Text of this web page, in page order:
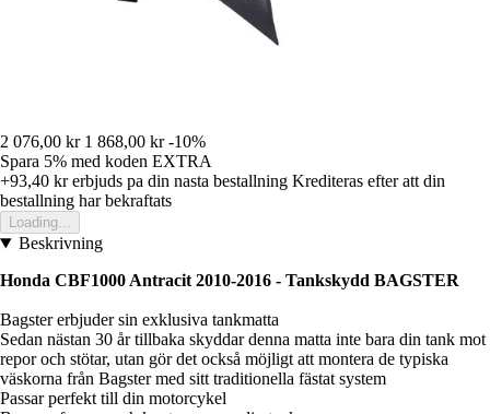
2 076,00 kr 1 868,00 kr -10%
Spara 5% med koden EXTRA
+93,40 krerbjuds pa din nasta bestallning Krediteras efter att din
bestallning har bekraftats
Loading...
Beskrivning
Honda CBF1000 Antracit 2010-2016 - Tankskydd BAGSTER
Bagster erbjuder sin exklusiva tankmatta
Sedan nästan 30 år tillbaka skyddar denna matta inte bara din tank mot
repor och stötar, utan gör det också möjligt att montera de typiska
väskorna från Bagster med sitt traditionella fästat system
Passar perfekt till din motorcykel